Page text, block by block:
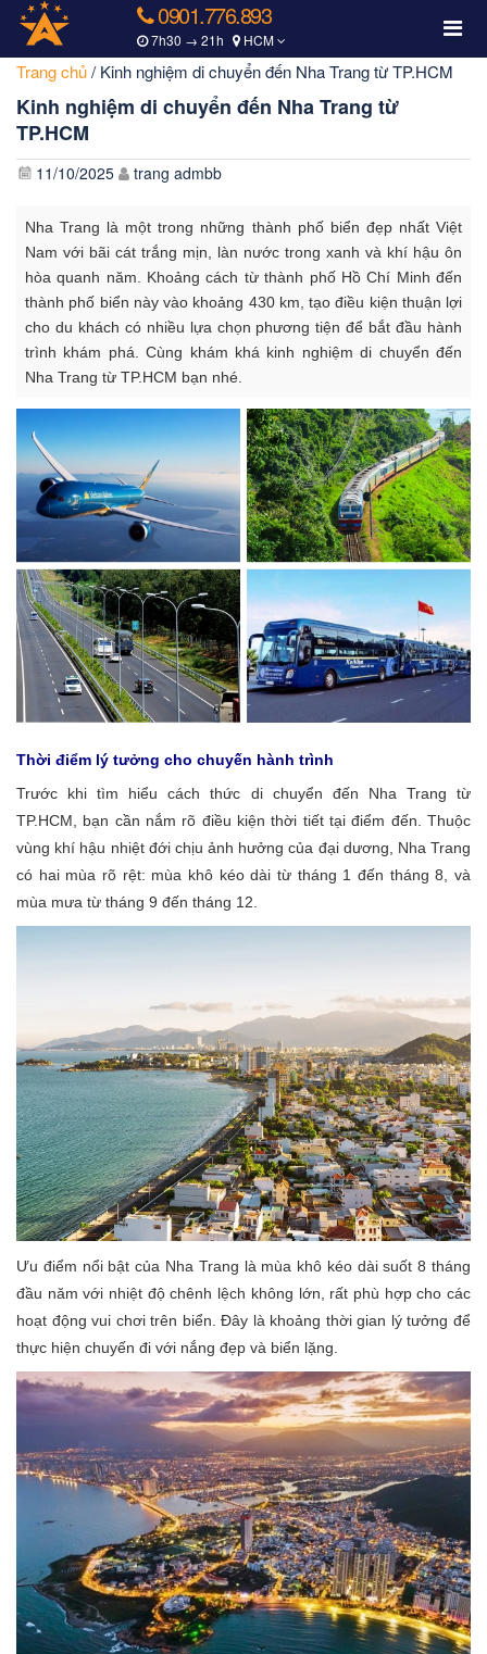
0901.776.893
7h30 → 21h HCM
Trang chủ/ Kinh nghiệm di chuyển đến Nha Trang từ TP.HCM
Kinh nghiệm di chuyển đến Nha Trang từ
TP.HCM
11/10/2025 trang admbb
Nha Trang là một trong những thành phố biển đẹp nhất Việt
Nam với bãi cát trắng mịn, làn nước trong xanh và khí hậu ôn
hòa quanh năm. Khoảng cách từ thành phố Hồ Chí Minh đến
thành phố biển này vào khoảng 430 km, tạo điều kiện thuận lợi
cho du khách có nhiều lựa chọn phương tiện để bắt đầu hành
trình khám phá. Cùng khám khá kinh nghiệm di chuyển đến
Nha Trang từ TP.HCM bạn nhé.
Thời điểm lý tưởng cho chuyến hành trình
Trước khi tìm hiểu cách thức di chuyển đến Nha Trang từ
TP.HCM, bạn cần nắm rõ điều kiện thời tiết tại điểm đến. Thuộc
vùng khí hậu nhiệt đới chịu ảnh hưởng của đại dương, Nha Trang
có hai mùa rõ rệt: mùa khô kéo dài từ tháng 1 đến tháng 8, và
mùa mưa từ tháng 9 đến tháng 12.
Ưu điểm nổi bật của Nha Trang là mùa khô kéo dài suốt 8 tháng
đầu năm với nhiệt độ chênh lệch không lớn, rất phù hợp cho các
hoạt động vui chơi trên biển. Đây là khoảng thời gian lý tưởng để
thực hiện chuyến đi với nắng đẹp và biển lặng.